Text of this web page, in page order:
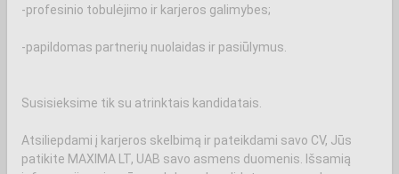
-profesinio tobulėjimo ir karjeros galimybes;
-papildomas partnerių nuolaidas ir pasiūlymus.
Susisieksime tik su atrinktais kandidatais.
Atsiliepdami į karjeros skelbimą ir pateikdami savo CV, Jūs
patikite MAXIMA LT, UAB savo asmens duomenis. Išsamią